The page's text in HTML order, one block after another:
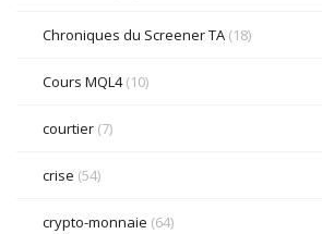
Chroniques du Screener TA (18)
Cours MQL4(10)
courtier (7)
crise (54)
crypto-monnaie (64)